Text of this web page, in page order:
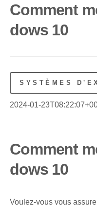
Comment
dows 10
SYSTÈMES
2024-01-
Comment
dows 10
Voulez-vous vous